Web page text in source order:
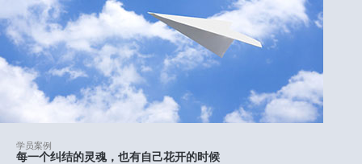
学员案例
每一个纠结的灵魂，也有自己花开的时候